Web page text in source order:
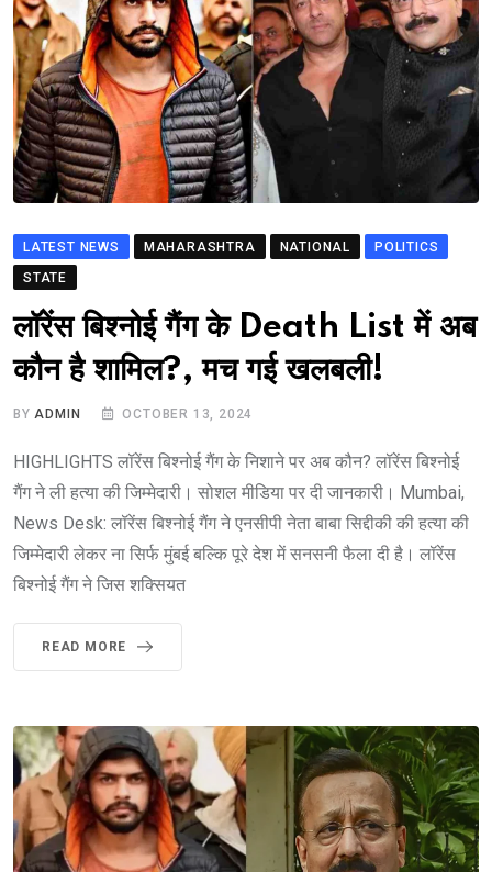
LATEST NEWS MAHARASHTRA NATIONAL
POLITICS
STATE
लॉरेंस बिश्नोई गैंग के Death List में अब
कौन है शामिल?, मच गई खलबली!
BY ADMIN OCTOBER 13, 2024
HIGHLIGHTS लॉरेंस बिश्नोई गैंग के निशाने पर अब कौन? लॉरेंस बिश्नोई
गैंग ने ली हत्या की जिम्मेदारी। सोशल मीडिया पर दी जानकारी। Mumbai,
News Desk: लॉरेंस बिश्नोई गैंग ने एनसीपी नेता बाबा सिद्दीकी की हत्या की
जिम्मेदारी लेकर ना सिर्फ मुंबई बल्कि पूरे देश में सनसनी फैला दी है। लॉरेंस
बिश्नोई गैंग ने जिस शक्सियत
READ MORE